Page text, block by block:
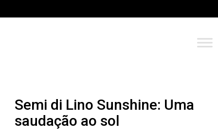
Semi di Lino Sunshine: Uma
saudação ao sol